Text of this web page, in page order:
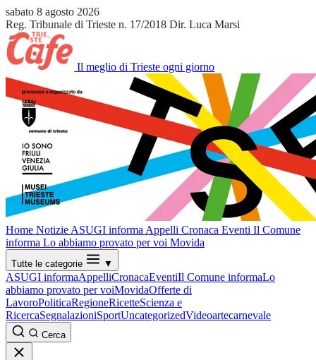
sabato 8 agosto 2026
Reg. Tribunale di Trieste n. 17/2018 Dir. Luca Marsi
Il meglio di Trieste ogni giorno
Home Notizie ASUGI informa Appelli Cronaca Eventi Il Comune
informa Lo abbiamo provato per voi Movida
Tutte le categorie ▼
ASUGI informaAppelliCronacaEventiIl Comune informaLo
abbiamo provato per voiMovidaOfferte di
LavoroPoliticaRegioneRicetteScienza e
RicercaSegnalazioniSportUncategorizedVideoartecarnevale
Cerca